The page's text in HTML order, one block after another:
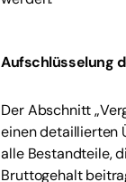
Aufschlüsselung
Der Abschnitt
einen detaillierten
alle Bestandteile,
Bruttogehalt